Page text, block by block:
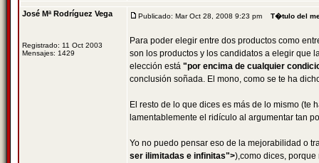
José Mª Rodríguez Vega
Registrado: 11 Oct 2003
Mensajes: 1429
Publicado: Mar Oct 28, 2008 9:23 pm T�tulo del
Para poder elegir entre dos productos como
son los productos y los candidatos a elegir que
elección está "por encima de cualquier
conclusión soñada. El mono, como se te ha
El resto de lo que dices es más de lo mismo (te
lamentablemente el ridículo al argumentar tan
Yo no puedo pensar eso de la mejorabilidad o
ser ilimitadas e infinitas">),como dices,